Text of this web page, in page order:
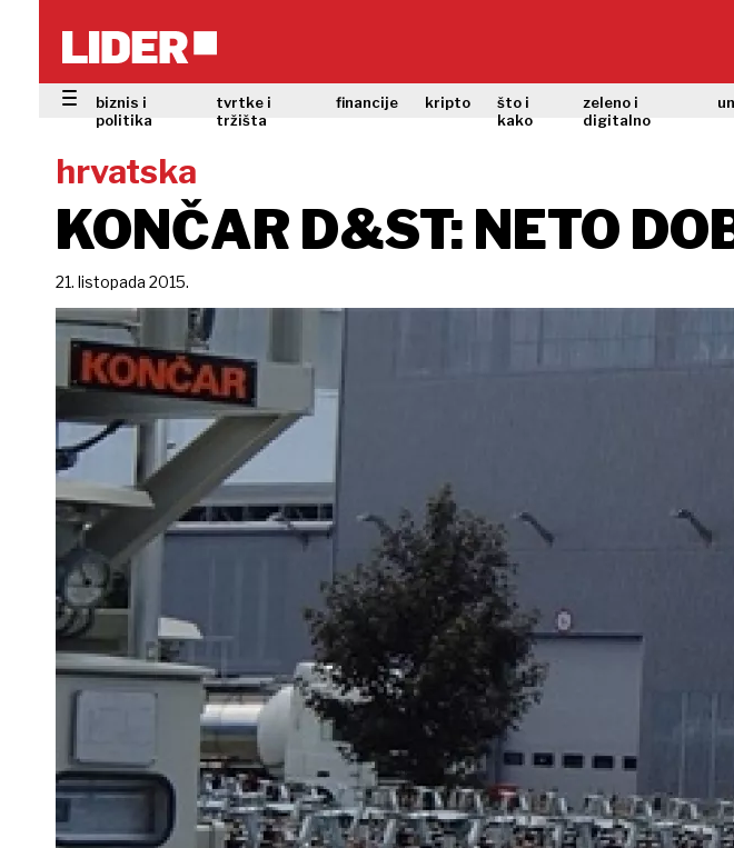
biznis i
politika
tvrtke i
tržišta
financije kripto
što i
kako
zeleno i
digitalno
hrvatska
KONČAR D&ST: NETO
21. listopada 2015.